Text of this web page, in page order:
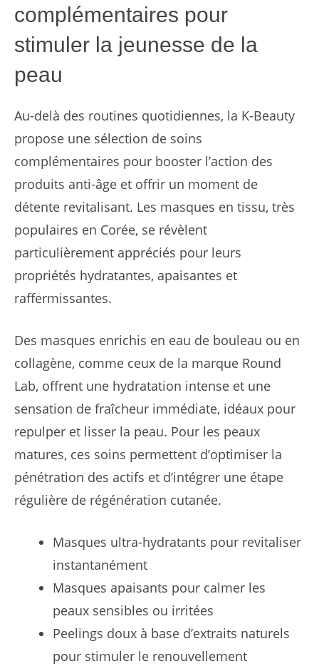
complémentaires pour
stimuler la jeunesse de la
peau
Au-delà des routines quotidiennes, la K-Beauty
propose une sélection de soins
complémentaires pour booster l’action des
produits anti-âge et offrir un moment de
détente revitalisant. Les masques en tissu, très
populaires en Corée, se révèlent
particulièrement appréciés pour leurs
propriétés hydratantes, apaisantes et
raffermissantes.
Des masques enrichis en eau de bouleau ou en
collagène, comme ceux de la marque Round
Lab, offrent une hydratation intense et une
sensation de fraîcheur immédiate, idéaux pour
repulper et lisser la peau. Pour les peaux
matures, ces soins permettent d’optimiser la
pénétration des actifs et d’intégrer une étape
régulière de régénération cutanée.
Masques ultra-hydratants pour revitaliser
instantanément
Masques apaisants pour calmer les
peaux sensibles ou irritées
Peelings doux à base d’extraits naturels
pour stimuler le renouvellement